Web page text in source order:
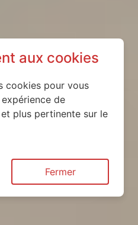
aux cookies
cookies pour vous
de
plus pertinente sur le
Fermer